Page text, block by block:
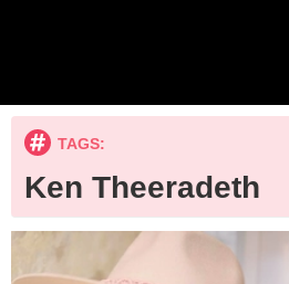
TAGS:
Ken Theeradeth